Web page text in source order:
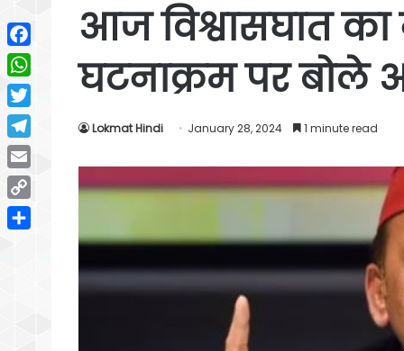
आज विश्वासघात का
घटनाक्रम पर बोले
Lokmat Hindi January 28, 2024 1 minute read
Facebook
WhatsApp
Twitter
Telegram
Email
Copy
Link